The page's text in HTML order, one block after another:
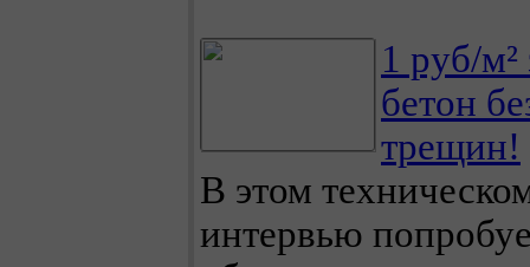
1 руб/м²
бетон
трещин!
В этом
интервью